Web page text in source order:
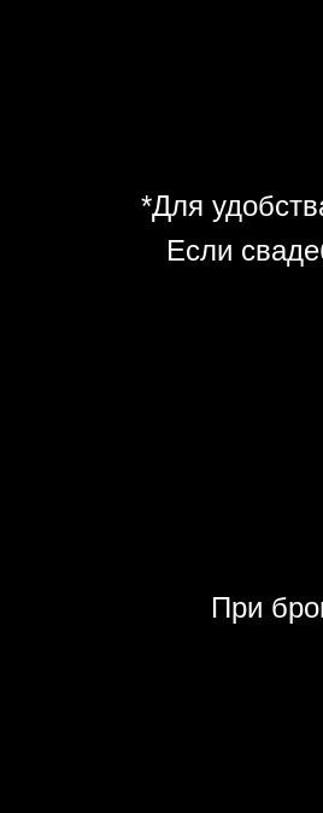
*Для
Если
При